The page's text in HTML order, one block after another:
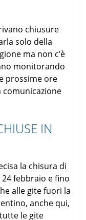
chiusure
solo della
ma non c’è
monitorando
prossime ore
IN
la chisura di
febbraio e fino
alle gite fuori la
anche qui,
le gite